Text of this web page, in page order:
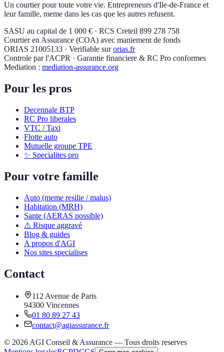
Un courtier pour toute votre vie. Entrepreneurs d'Ile-de-France et
leur famille, meme dans les cas que les autres refusent.
SASU au capital de 1 000 € · RCS Creteil 899 278 758
Courtier en Assurance (COA) avec maniement de fonds
ORIAS 21005133 · Verifiable sur orias.fr
Controle par l'ACPR · Garantie financiere & RC Pro conformes
Mediation : mediation-assurance.org
Pour les pros
Decennale BTP
RC Pro liberales
VTC / Taxi
Flotte auto
Mutuelle groupe TPE
✨ Specialites pro
Pour votre famille
Auto (meme resilie / malus)
Habitation (MRH)
Sante (AERAS possible)
⚠ Risque aggravé
Blog & guides
A propos d'AGI
Nos sites specialises
Contact
112 Avenue de Paris
94300 Vincennes
01 80 89 27 43
contact@agiassurance.fr
© 2026 AGI Conseil & Assurance — Tous droits reserves